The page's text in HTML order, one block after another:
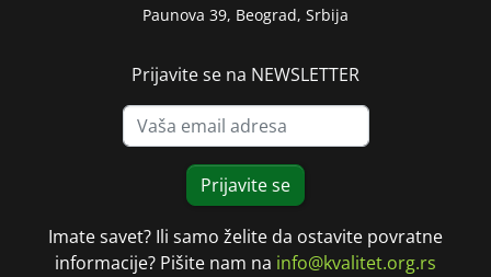
Paunova 39, Beograd, Srbija
Prijavite se na NEWSLETTER
Prijavite se
Imate savet? Ili samo želite da ostavite povratne
informacije? Pišite nam na info@kvalitet.org.rs